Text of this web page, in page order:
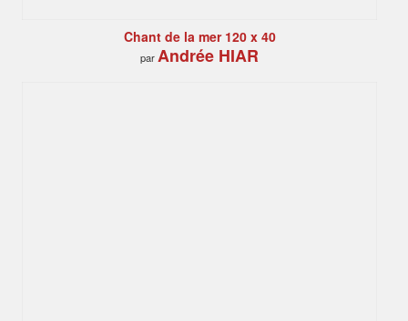
Chant de la mer 120 x 40
parAndrée HIAR